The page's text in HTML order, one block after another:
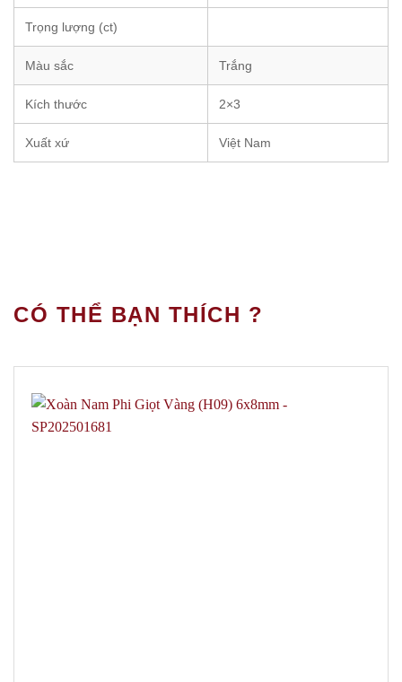
Trọng lượng (ct)
Màu sắc Trắng
Kích thước 2×3
Xuất xứ Việt Nam
CÓ THỂ BẠN THÍCH ?